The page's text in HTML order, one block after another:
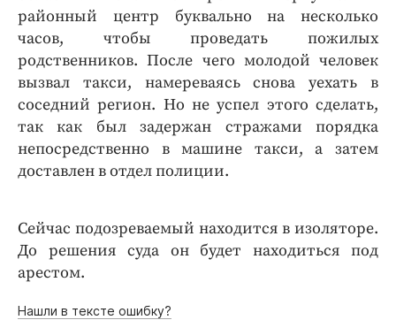
районный центр буквально на несколько
часов, чтобы проведать пожилых
родственников. После чего молодой человек
вызвал такси, намереваясь снова уехать в
соседний регион. Но не успел этого сделать,
так как был задержан стражами порядка
непосредственно в машине такси, а затем
доставлен в отдел полиции.
Сейчас подозреваемый находится в изоляторе.
До решения суда он будет находиться под
арестом.
Нашли в тексте ошибку?